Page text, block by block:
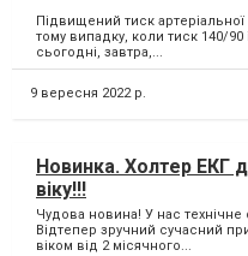
Підвищений тиск артеріальної
тому випадку, коли тиск 140/
сьогодні, завтра,...
9 вересня 2022 р.
Новинка. Холтер ЕКГ
віку!!!
Чудова новина! У нас технічне
Відтепер зручний сучасний
віком від 2 місячного...